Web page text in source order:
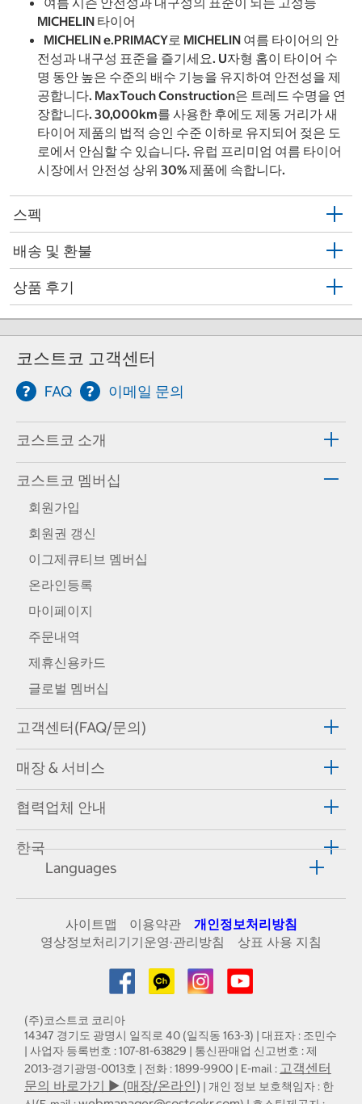
MICHELIN 타이어
MICHELIN e.PRIMACY로 MICHELIN 여름 타이어의 안
전성과 내구성 표준을 즐기세요. U자형 홈이 타이어 수
명 동안 높은 수준의 배수 기능을 유지하여 안전성을 제
공합니다. MaxTouch Construction은 트레드 수명을 연
장합니다. 30,000km를 사용한 후에도 제동 거리가 새
타이어 제품의 법적 승인 수준 이하로 유지되어 젖은 도
로에서 안심할 수 있습니다. 유럽 프리미엄 여름 타이어
시장에서 안전성 상위 30% 제품에 속합니다.
스펙
배송 및 환불
상품 후기
코스트코 고객센터
FAQ 이메일 문의
코스트코 소개
코스트코 멤버십
회원가입
회원권 갱신
이그제큐티브 멤버십
온라인등록
마이페이지
주문내역
제휴신용카드
글로벌 멤버십
고객센터(FAQ/문의)
매장 & 서비스
협력업체 안내
한국
Languages
사이트맵 이용약관
개인정보처리방침
영상정보처리기기운영·관리방침
상표 사용 지침
(주)코스트코 코리아
14347 경기도 광명시 일직로 40 (일직동 163-3) | 대표자 : 조민수
| 사업자 등록번호 : 107-81-63829 | 통신판매업 신고번호 : 제
2013-경기광명-0013호 | 전화 : 1899-9900 | E-mail : 고객센터
문의 바로가기 ▶ (매장/온라인) | 개인 정보 보호책임자 : 한